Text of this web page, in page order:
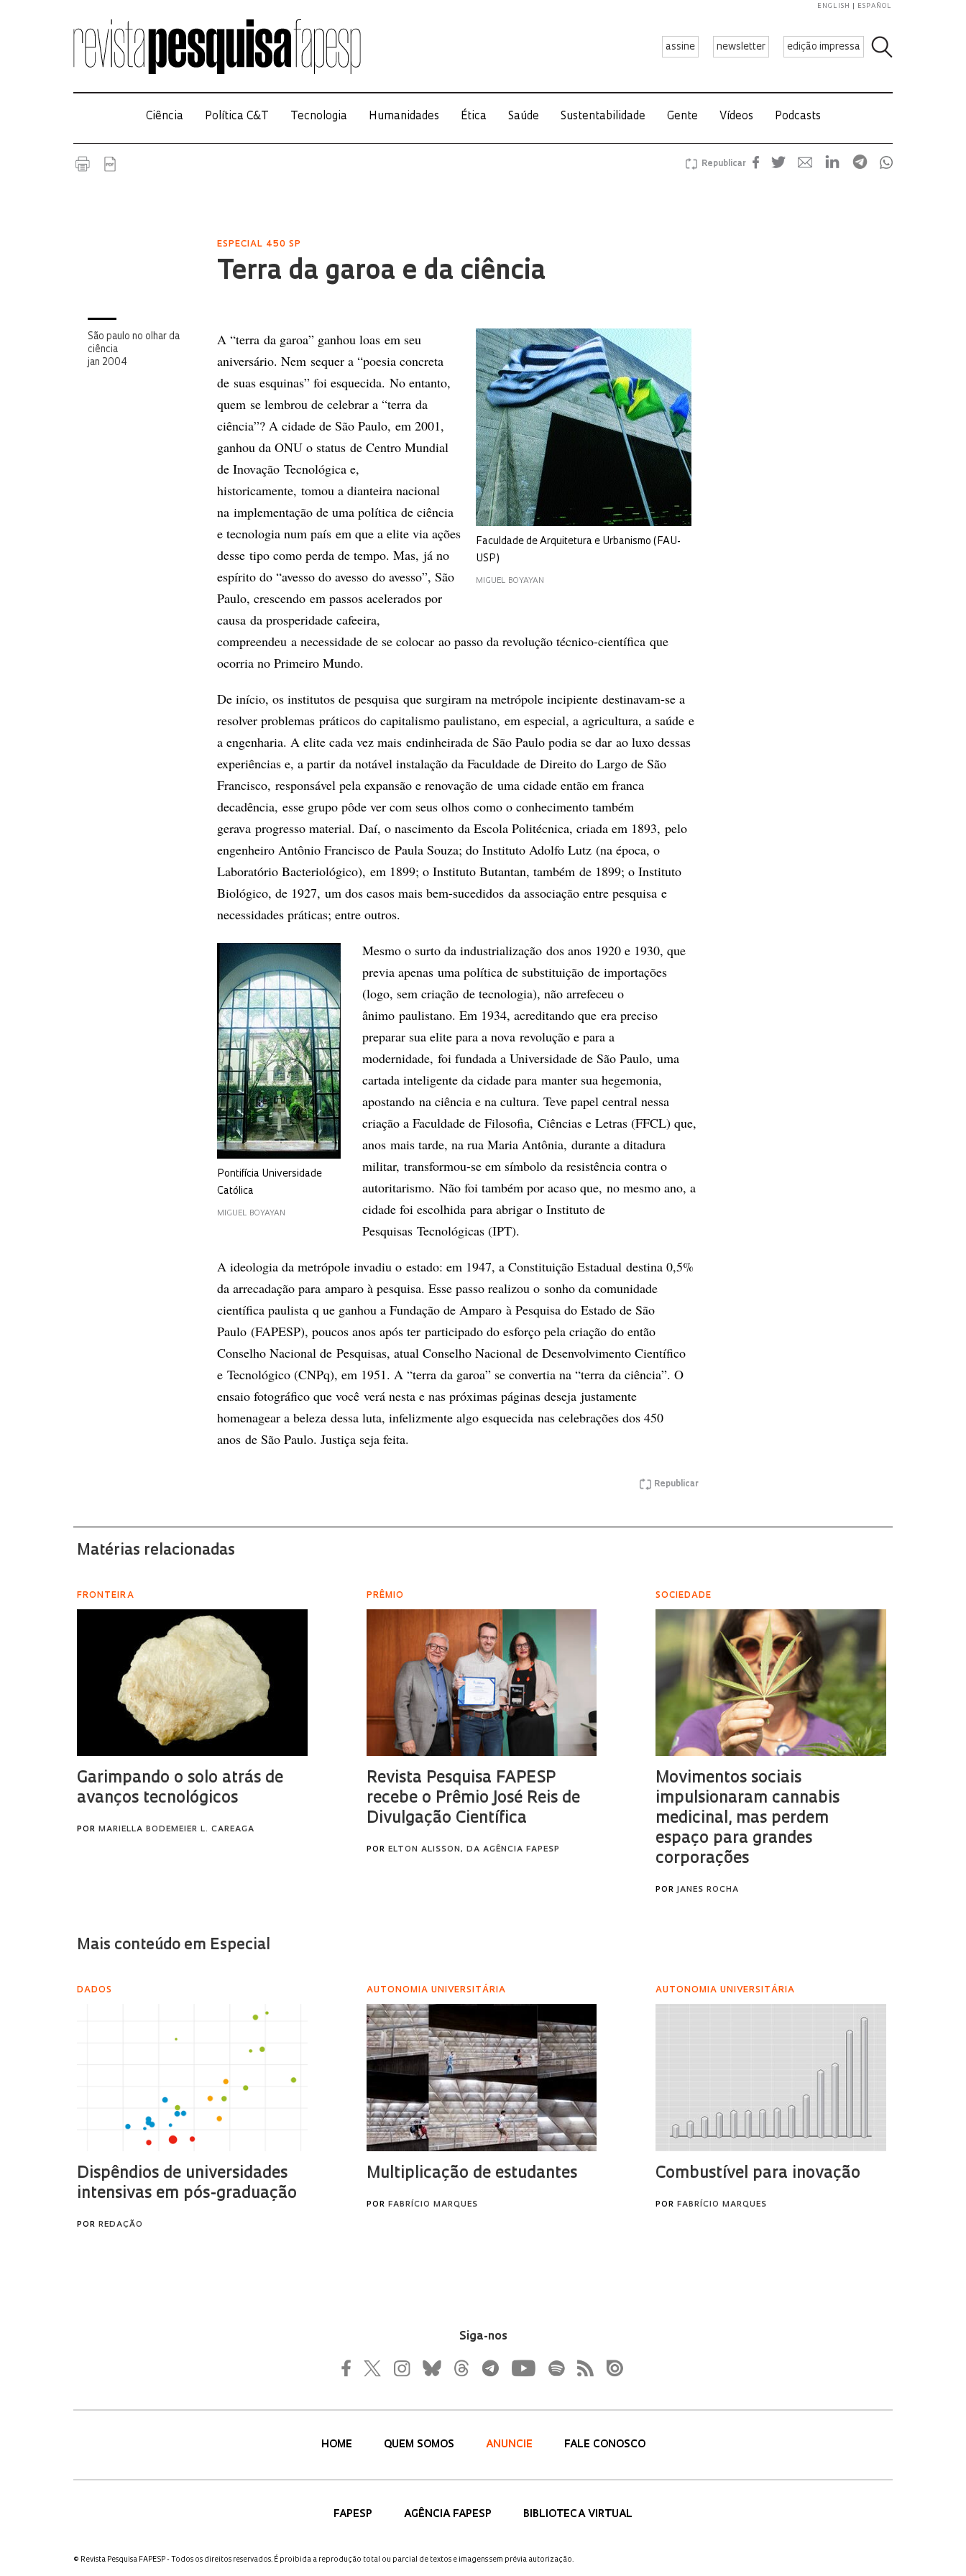
assine newsletter edição impressa
ENGLISH ESPAÑOL
Ciência Política C&T Tecnologia Humanidades Ética Saúde Sustentabilidade Gente Vídeos Podcasts
Republicar
ESPECIAL 450 SP
Terra da garoa e da ciência
São paulo no olhar da
ciência
jan 2004
Faculdade de Arquitetura e Urbanismo (FAU-
USP)
MIGUEL BOYAYAN
A “terra da garoa” ganhou loas em seu
aniversário. Nem sequer a “poesia concreta
de suas esquinas” foi esquecida. No entanto,
quem se lembrou de celebrar a “terra da
ciência”? A cidade de São Paulo, em 2001,
ganhou da ONU o status de Centro Mundial
de Inovação Tecnológica e,
historicamente, tomou a dianteira nacional
na implementação de uma política de ciência
e tecnologia num país em que a elite via ações
desse tipo como perda de tempo. Mas, já no
espírito do “avesso do avesso do avesso”, São
Paulo, crescendo em passos acelerados por
causa da prosperidade cafeeira,
compreendeu a necessidade de se colocar ao passo da revolução técnico-científica que
ocorria no Primeiro Mundo.
De início, os institutos de pesquisa que surgiram na metrópole incipiente destinavam-se a
resolver problemas práticos do capitalismo paulistano, em especial, a agricultura, a saúde e
a engenharia. A elite cada vez mais endinheirada de São Paulo podia se dar ao luxo dessas
experiências e, a partir da notável instalação da Faculdade de Direito do Largo de São
Francisco, responsável pela expansão e renovação de uma cidade então em franca
decadência, esse grupo pôde ver com seus olhos como o conhecimento também
gerava progresso material. Daí, o nascimento da Escola Politécnica, criada em 1893, pelo
engenheiro Antônio Francisco de Paula Souza; do Instituto Adolfo Lutz (na época, o
Laboratório Bacteriológico), em 1899; o Instituto Butantan, também de 1899; o Instituto
Biológico, de 1927, um dos casos mais bem-sucedidos da associação entre pesquisa e
necessidades práticas; entre outros.
Pontifícia Universidade
Católica
MIGUEL BOYAYAN
Mesmo o surto da industrialização dos anos 1920 e 1930, que
previa apenas uma política de substituição de importações
(logo, sem criação de tecnologia), não arrefeceu o
ânimo paulistano. Em 1934, acreditando que era preciso
preparar sua elite para a nova revolução e para a
modernidade, foi fundada a Universidade de São Paulo, uma
cartada inteligente da cidade para manter sua hegemonia,
apostando na ciência e na cultura. Teve papel central nessa
criação a Faculdade de Filosofia, Ciências e Letras (FFCL) que,
anos mais tarde, na rua Maria Antônia, durante a ditadura
militar, transformou-se em símbolo da resistência contra o
autoritarismo. Não foi também por acaso que, no mesmo ano, a
cidade foi escolhida para abrigar o Instituto de
Pesquisas Tecnológicas (IPT).
A ideologia da metrópole invadiu o estado: em 1947, a Constituição Estadual destina 0,5%
da arrecadação para amparo à pesquisa. Esse passo realizou o sonho da comunidade
científica paulista q ue ganhou a Fundação de Amparo à Pesquisa do Estado de São
Paulo (FAPESP), poucos anos após ter participado do esforço pela criação do então
Conselho Nacional de Pesquisas, atual Conselho Nacional de Desenvolvimento Científico
e Tecnológico (CNPq), em 1951. A “terra da garoa” se convertia na “terra da ciência”. O
ensaio fotográfico que você verá nesta e nas próximas páginas deseja justamente
homenagear a beleza dessa luta, infelizmente algo esquecida nas celebrações dos 450
anos de São Paulo. Justiça seja feita.
Republicar
Siga-nos
HOME QUEM SOMOS ANUNCIE FALE CONOSCO
FAPESP AGÊNCIA FAPESP BIBLIOTECA VIRTUAL
© Revista Pesquisa FAPESP - Todos os direitos reservados. É proibida a reprodução total ou parcial de textos e imagens sem prévia autorização.